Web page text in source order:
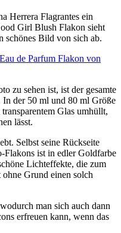
Herrera Flagrantes ein
Girl Blush Flakon sieht
schönes Bild von sich ab.
zu sehen ist, ist der gesamte
In der 50 ml und 80 ml Größe
Glas umhüllt,
lässt.
Selbst seine Rückseite
Flakons ist in edler Goldfarbe
Lichteffekte, die zum
Grund einen solch
man sich auch dann
erfreuen kann, wenn das